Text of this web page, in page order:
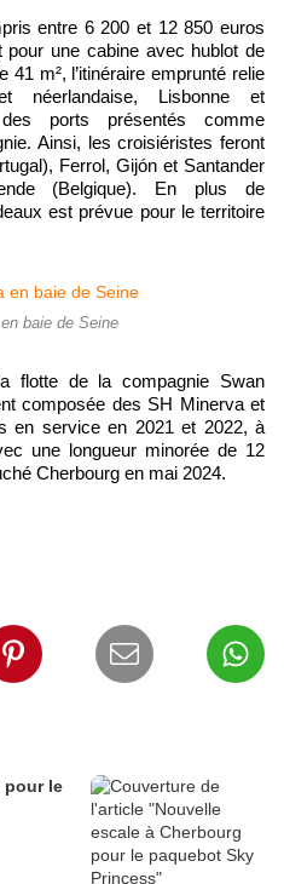
entre 6 200 et 12 850 euros
pour une cabine avec hublot de
41 m², l’itinéraire emprunté relie
néerlandaise, Lisbonne et
ports présentés comme
Ainsi, les croisiéristes feront
Ferrol, Gijón et Santander
(Belgique). En plus de
est prévue pour le territoire
baie de Seine
flotte de la compagnie Swan
composée des SH Minerva et
en service en 2021 et 2022, à
une longueur minorée de 12
Cherbourg en mai 2024.
pour le